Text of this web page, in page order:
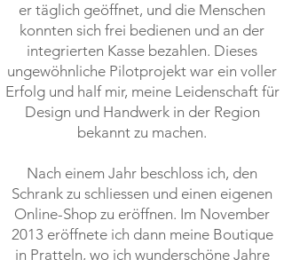
er täglich geöffnet, und die Menschen
konnten sich frei bedienen und an der
integrierten Kasse bezahlen. Dieses
ungewöhnliche Pilotprojekt war ein voller
Erfolg und half mir, meine Leidenschaft für
Design und Handwerk in der Region
bekannt zu machen.
Nach einem Jahr beschloss ich, den
Schrank zu schliessen und einen eigenen
Online-Shop zu eröffnen. Im November
2013 eröffnete ich dann meine Boutique
in Pratteln, wo ich wunderschöne Jahre